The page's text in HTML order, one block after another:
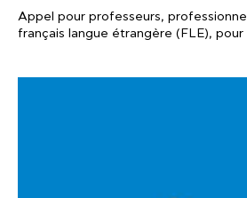
Appel pour professeurs,
français langue étrangère (FLE), pour